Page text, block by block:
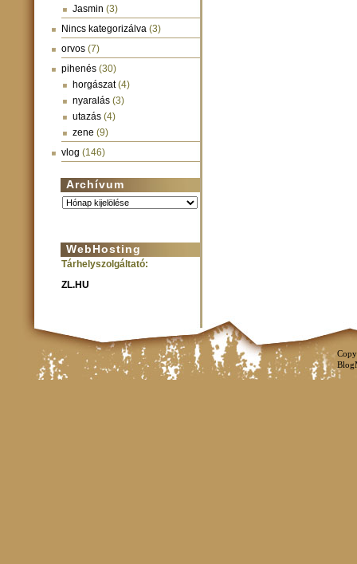
Jasmin (3)
Nincs kategorizálva (3)
orvos (7)
pihenés (30)
horgászat(4)
nyaralás (3)
utazás (4)
zene (9)
vlog (146)
Archívum
Archívum
WebHosting
Tárhelyszolgáltató:
ZL.HU